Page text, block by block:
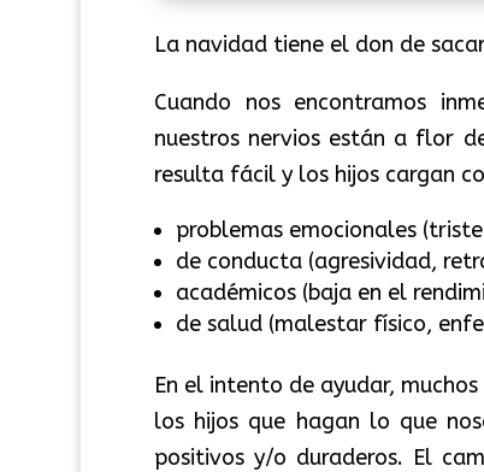
La navidad tiene el don de
Cuando nos encontramos
nuestros nervios están a flor
resulta fácil y los hijos cargan
problemas emocionales
de conducta (agresividad,
académicos (baja en el
de salud (malestar físico,
En el intento de ayudar,
los hijos que hagan lo que
positivos y/o duraderos. El